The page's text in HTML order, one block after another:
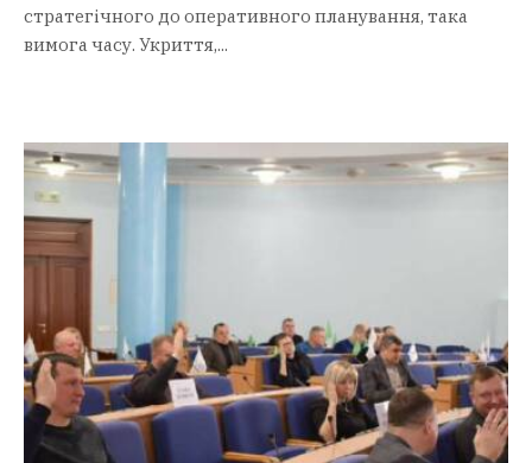
стратегічного до оперативного планування, така
вимога часу. Укриття,...